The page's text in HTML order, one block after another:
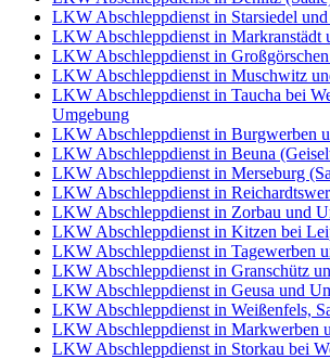
LKW Abschleppdienst in Starsiedel
LKW Abschleppdienst in Markranstädt
LKW Abschleppdienst in
LKW Abschleppdienst in Muschwitz
LKW Abschleppdienst in Taucha bei
Umgebung
LKW Abschleppdienst in Burgwerben
LKW Abschleppdienst in Beuna
LKW Abschleppdienst in Merseburg
LKW Abschleppdienst in
LKW Abschleppdienst in Zorbau und
LKW Abschleppdienst in Kitzen bei
LKW Abschleppdienst in Tagewerben
LKW Abschleppdienst in Granschütz
LKW Abschleppdienst in Geusa und
LKW Abschleppdienst in Weißenfels,
LKW Abschleppdienst in Markwerben
LKW Abschleppdienst in Storkau bei